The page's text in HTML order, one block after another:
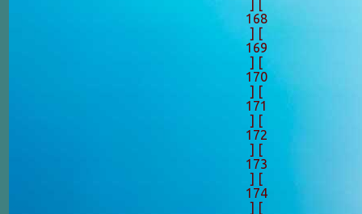
] [
168
] [
169
] [
170
] [
171
] [
172
] [
173
] [
174
] [